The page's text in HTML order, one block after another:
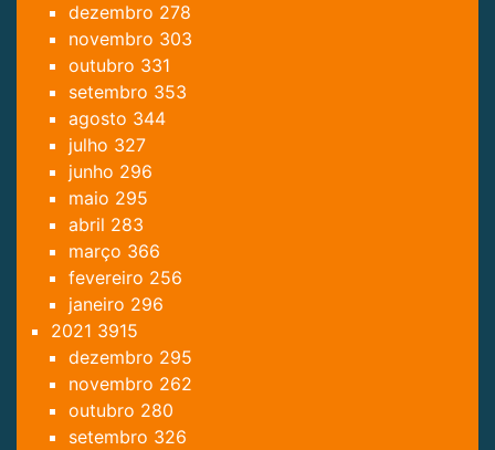
dezembro 278
novembro 303
outubro 331
setembro 353
agosto 344
julho 327
junho 296
maio 295
abril 283
março 366
fevereiro 256
janeiro 296
2021 3915
dezembro 295
novembro 262
outubro 280
setembro 326